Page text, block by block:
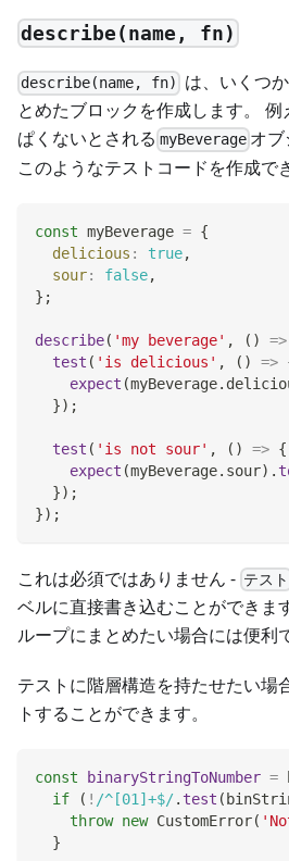
describe(name, fn)
describe(name, fn)
は、いくつ
とめたブロックを作成します。
ぱくないとされる myBeverage オブ
このようなテストコードを作成で
const myBeverage = {
delicious : true,
sour: false,
} ;
describe( 'my beverage' , ( ) =>
test ( 'is delicious' , ( ) =>
expect (myBeverage.
}) ;
test ( 'is not sour' , ( ) => {
expect (myBeverage. sour) .
}) ;
}) ;
これは必須ではありません - テスト
ベルに直接書き込むことができま
ループにまとめたい場合には便利
テストに階層構造を持たせたい場
トすることができます。
const binaryStringToNumber =
if
( ! /^[01]+$/. test (
throw new CustomError(
}